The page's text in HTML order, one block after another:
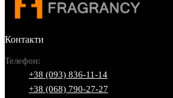
Контакти
Телефон:
+38 (093) 836-11-14
+38 (068) 790-27-27